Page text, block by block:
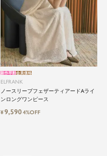
ELFRANK
ノースリーブフェザーティアードAライ
ンロングワンピース
新作早割会員価格
¥9,5904%OFF